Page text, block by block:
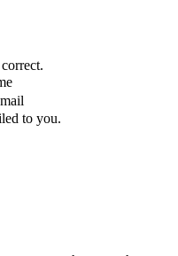
to you.